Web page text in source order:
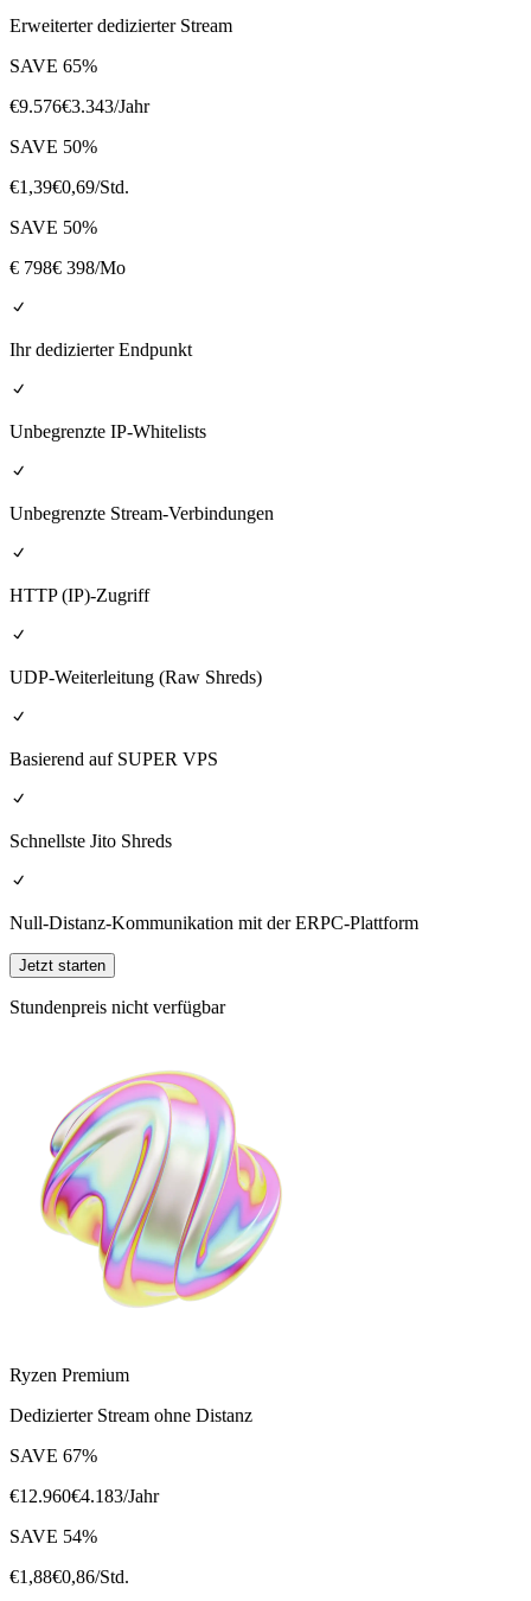
Erweiterter dedizierter Stream
SAVE 65%
€9.576€3.343/Jahr
SAVE 50%
€1,39€0,69/Std.
SAVE 50%
€ 798€ 398/Mo
Ihr dedizierter Endpunkt
Unbegrenzte IP-Whitelists
Unbegrenzte Stream-Verbindungen
HTTP (IP)-Zugriff
UDP-Weiterleitung (Raw Shreds)
Basierend auf SUPER VPS
Schnellste Jito Shreds
Null-Distanz-Kommunikation mit der ERPC-Plattform
Jetzt starten
Stundenpreis nicht verfügbar
Ryzen Premium
Dedizierter Stream ohne Distanz
SAVE 67%
€12.960€4.183/Jahr
SAVE 54%
€1,88€0,86/Std.